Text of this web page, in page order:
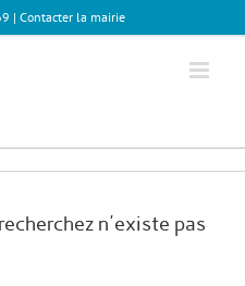
| Contacter la mairie
n'existe pas